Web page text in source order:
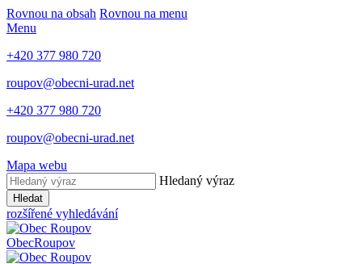
Rovnou na obsah Rovnou na menu
Menu
+420 377 980 720
roupov@obecni-urad.net
+420 377 980 720
roupov@obecni-urad.net
Mapa webu
Hledaný výraz
Hledat
rozšířené vyhledávání
ObecRoupov